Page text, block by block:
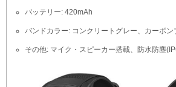
バッテリー: 420mAh
バンドカラー: コンクリートグレー、カーボン
その他: マイク・スピーカー搭載、防水防塵